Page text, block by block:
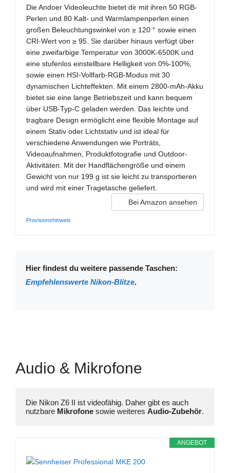
Die Andoer Videoleuchte bietet dir mit ihren 50 RGB-
Perlen und 80 Kalt- und Warmlampenperlen einen
großen Beleuchtungswinkel von ≥ 120 ° sowie einen
CRI-Wert von ≥ 95. Sie darüber hinaus verfügt über
eine zweifarbige Temperatur von 3000K-6500K und
eine stufenlos einstellbare Helligkeit von 0%-100%,
sowie einen HSI-Vollfarb-RGB-Modus mit 30
dynamischen Lichteffekten. Mit einem 2800-mAh-Akku
bietet sie eine lange Betriebszeit und kann bequem
über USB-Typ-C geladen werden. Das leichte und
tragbare Design ermöglicht eine flexible Montage auf
einem Stativ oder Lichtstativ und ist ideal für
verschiedene Anwendungen wie Porträts,
Videoaufnahmen, Produktfotografie und Outdoor-
Aktivitäten. Mit der Handflächengröße und einem
Gewicht von nur 199 g ist sie leicht zu transportieren
und wird mit einer Tragetasche geliefert.
Bei Amazon ansehen
Provisionshinweis
Hier findest du weitere passende Taschen:
Empfehlenswerte Nikon-Blitze.
Audio & Mikrofone
Die Nikon Z6 II ist videofähig. Daher gibt es auch
nutzbare Mikrofone sowie weiteres Audio-Zubehör.
ANGEBOT